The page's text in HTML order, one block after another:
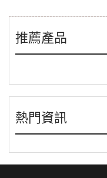
推薦產品
熱門資訊